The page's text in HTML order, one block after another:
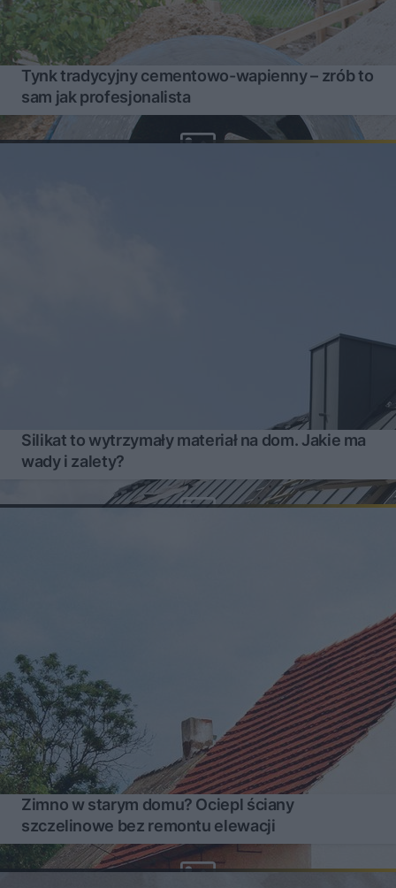
Tynk tradycyjny cementowo-wapienny – zrób to
sam jak profesjonalista
Silikat to wytrzymały materiał na dom. Jakie ma
wady i zalety?
Zimno w starym domu? Ociepl ściany
szczelinowe bez remontu elewacji